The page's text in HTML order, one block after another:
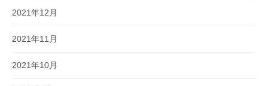
2021年12月
2021年11月
2021年10月